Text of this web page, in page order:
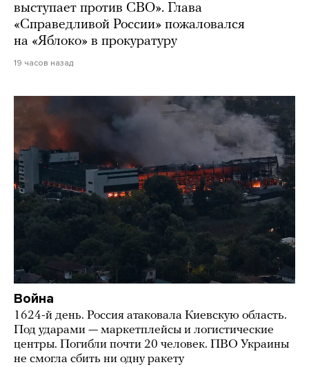
выступает против СВО». Глава
«Справедливой России» пожаловался
на «Яблоко» в прокуратуру
19 часов назад
Война
1624-й день. Россия атаковала Киевскую область.
Под ударами — маркетплейсы и логистические
центры. Погибли почти 20 человек. ПВО Украины
не смогла сбить ни одну ракету